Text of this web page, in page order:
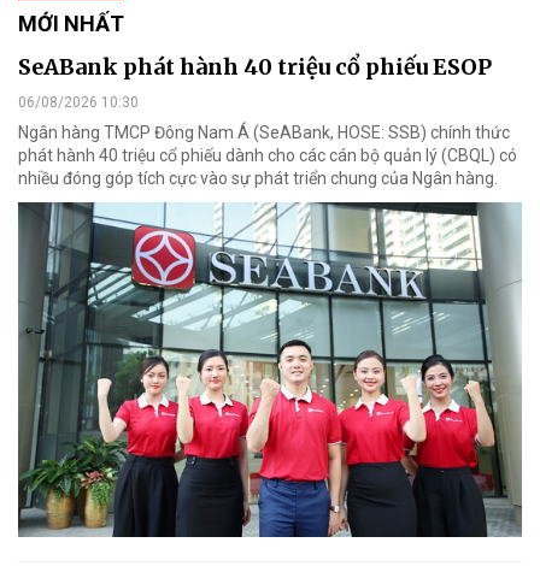
MỚI NHẤT
SeABank phát hành 40 triệu cổ phiếu ESOP
06/08/2026 10:30
Ngân hàng TMCP Đông Nam Á (SeABank, HOSE: SSB) chính thức
phát hành 40 triệu cổ phiếu dành cho các cán bộ quản lý (CBQL) có
nhiều đóng góp tích cực vào sự phát triển chung của Ngân hàng.